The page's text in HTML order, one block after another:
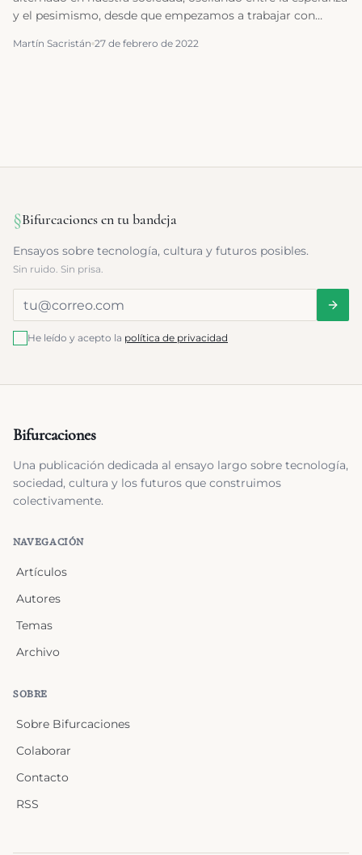
y el pesimismo, desde que empezamos a trabajar con
esas nuevas formas de relacionarnos con las empresas, la
Martín Sacristán 27 de febrero de 2022
§Bifurcaciones en tu bandeja
Ensayos sobre tecnología, cultura y futuros posibles.
Sin ruido. Sin prisa.
He leído y acepto la política de privacidad
Bifurcaciones
Una publicación dedicada al ensayo largo sobre tecnología,
sociedad, cultura y los futuros que construimos
colectivamente.
NAVEGACIÓN
Artículos
Autores
Temas
Archivo
SOBRE
Sobre Bifurcaciones
Colaborar
Contacto
RSS